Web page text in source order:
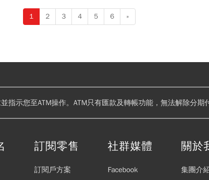
1 2 3 4 5 6 »
指示您至ATM操作。ATM只有匯款及轉帳功能，無法解除分
訂閱零售
訂閱戶方案
社群媒體
Facebook
關於
集團介